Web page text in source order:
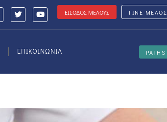
ΕΙΣΟΔΟΣ ΜΕΛΟΥΣ ΓΙΝΕ ΜΕΛΟΣ
ΕΠΙΚΟΙΝΩΝΙΑ PATHS